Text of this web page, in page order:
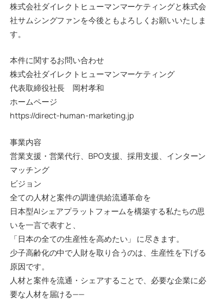
株式会社ダイレクトヒューマンマーケティングと株式会
社サムシングファンを今後ともよろしくお願いいたしま
す。
本件に関するお問い合わせ
株式会社ダイレクトヒューマンマーケティング
代表取締役社長 岡村孝和
ホームページ
https://direct-human-marketing.jp
事業内容
営業支援・営業代行、BPO支援、採用支援、インターン
マッチング
ビジョン
全ての人材と案件の調達供給流通革命を
日本型AIシェアプラットフォームを構築する私たちの思
いを一言で表すと、
「日本の全ての生産性を高めたい」 に尽きます。
少子高齢化の中で人財を取り合うのは、生産性を下げる
原因です。
人材と案件を流通・シェアすることで、必要な企業に必
要な人材を届ける——